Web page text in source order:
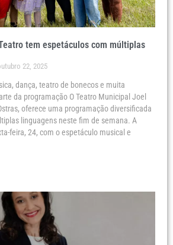
tem espetáculos com múltiplas
22, 2025
dança, teatro de bonecos e muita
da programação O Teatro Municipal Joel
oferece uma programação diversificada
linguagens neste fim de semana. A
feira, 24, com o espetáculo musical e